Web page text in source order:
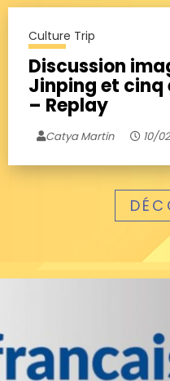
Culture Trip
Discussion
Jinping et cinq
– Replay
Catya Martin 10/